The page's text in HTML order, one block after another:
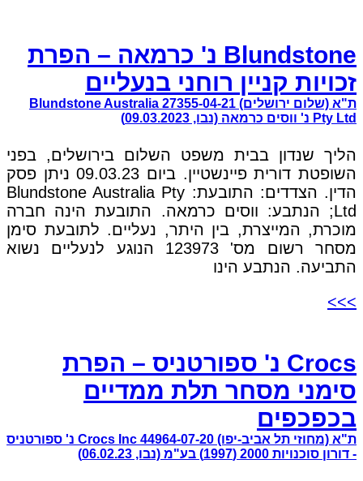
Blundstone נ' כרמאה – הפרת
זכויות קניין רוחני בנעליים
ת"א (שלום ירושלים) 27355-04-21 Blundstone Australia
Pty Ltd נ' ווסים כרמאה (נבו, 09.03.2023)
הליך שנדון בבית משפט השלום בירושלים, בפני
השופטת דורית פיינשטיין. ביום 09.03.23 ניתן פסק
הדין. הצדדים: התובעת: Blundstone Australia Pty
Ltd; הנתבע: ווסים כרמאה. התובעת הינה חברה
מוכרת, המייצרת, בין היתר, נעליים. לתובעת סימן
מסחר רשום מס' 123973 הנוגע לנעליים נשוא
התביעה. הנתבע הינו
>>>
Crocs נ' ספורטניס – הפרת
סימני מסחר תלת ממדיים
בכפכפים
ת"א (מחוזי תל אביב-יפו) 44964-07-20 Crocs Inc נ' ספורטניס
- דורון סוכנויות 2000 (1997) בע"מ (נבו, 06.02.23)